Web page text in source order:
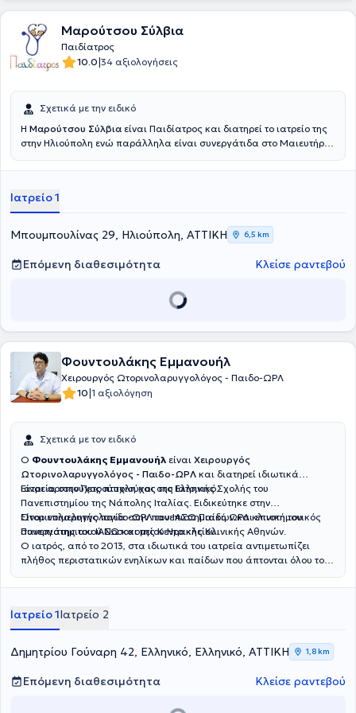
Μαρούτσου Σύλβια
Παιδίατρος
10.0|34 αξιολογήσεις
Σχετικά με την ειδικό
Η Μαρούτσου Σύλβια είναι Παιδίατρος και διατηρεί το ιατρείο της
στην Ηλιούπολη ενώ παράλληλα είναι συνεργάτιδα στο Μαιευτήριο
Πατρών, από όπου έλαβε το πτυχίο της στην Ιατρική το 2009.
Πανεπιστημιακό Νοσοκομείο Πατρών «Παναγία η Βοήθεια» και στη
συνέχεια εξειδικεύτηκε στη Νεογνολογία στο Νοσοκομείο Παίδων
«Παναγιώτη και Αγλαΐας Κυριακού». Παράλληλα, απέκτησε
σημαντική εμπειρία στον τομέα της νεογνολογίας και της εντατικής
νοσηλείας νεογνών, εργαζόμενη ως Παιδίατρος σε Μονάδες
Εντατικής Νοσηλείας Νεογνών (ΜΕΝΝ) στα νοσοκομεία
Hôpital Universitaire Robert-Debré AP-HP στη Γαλλία. Είναι μέλος
επαγγελματική κοινότητα της ιατρικής.
Ιατρείο 1
Μπουμπουλίνας 29, Ηλιούπολη, ΑΤΤΙΚΗ 6,5 km
Επόμενη διαθεσιμότητα Κλείσε ραντεβού
Φουντουλάκης Εμμανουήλ
Χειρουργός Ωτορινολαρυγγολόγος - Παιδο-ΩΡΛ
10|1 αξιολόγηση
Σχετικά με τον ειδικό
Ο Φουντουλάκης Εμμανουήλ είναι Χειρουργός
Ωτορινολαρυγγολόγος - Παιδο-ΩΡΛ και διατηρεί ιδιωτικά
ιατρεία στην Πετρούπολη και στο Ελληνικό.
Είναι αριστούχος πτυχιούχος της Ιατρικής Σχολής του
Πανεπιστημίου της Νάπολης Ιταλίας. Ειδικεύτηκε στην
Ωτορινολαρυγγολογία στην πανεπιστημιακή ΩΡΛ κλινική του
Πανεπιστημιακού Νοσοκομείου Ηρακλείου.
Είναι επιμελητής παιδο-ΩΡΛ του ΙΑΣΩ Παίδων και επιστημονικός
συνεργάτης του ΙΑΣΩ και της Κεντρικής Κλινικής Αθηνών.
Ο ιατρός, από το 2013, στα ιδιωτικά του ιατρεία αντιμετωπίζει
πλήθος περιστατικών ενηλίκων και παίδων που άπτονται όλου του
Ιατρείο 1Ιατρείο 2
Δημητρίου Γούναρη 42, Ελληνικό, Ελληνικό, ΑΤΤΙΚΗ 1,8 km
Επόμενη διαθεσιμότητα Κλείσε ραντεβού